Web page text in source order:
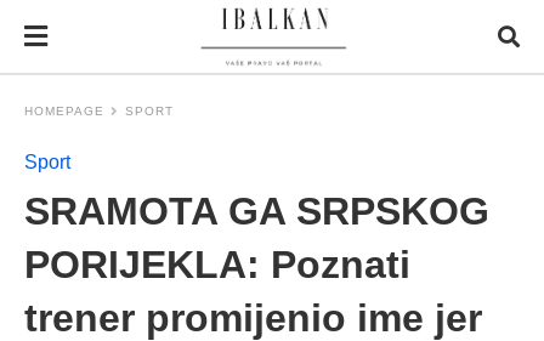
HOMEPAGE SPORT
Sport
SRAMOTA GA SRPSKOG
PORIJEKLA: Poznati
trener promijenio ime jer